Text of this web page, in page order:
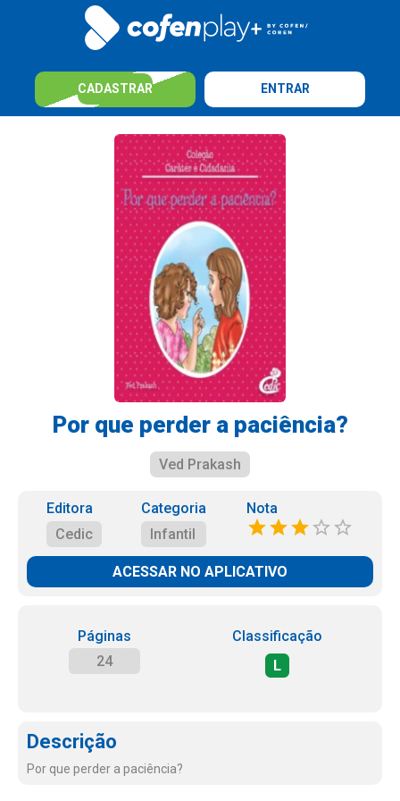
CADASTRAR ENTRAR
Por que perder a paciência?
Ved Prakash
Editora
Cedic
Categoria
Infantil
Nota
ACESSAR NO APLICATIVO
Páginas
24
Classificação
L
Descrição
Por que perder a paciência?